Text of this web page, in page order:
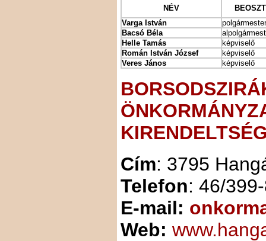
NÉV
Varga István
polgármester
Bacsó Béla
Helle Tamás
képviselő
Román István József
képviselő
Veres János
képviselő
Cím: 3795
Telefon: 46/
E-mail:
Web: